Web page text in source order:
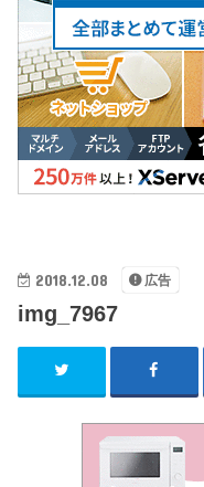
2018.12.08 広告
img_7967